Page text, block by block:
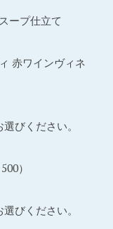
ープ仕立て
ワインヴィネ
ください。
）
ください。